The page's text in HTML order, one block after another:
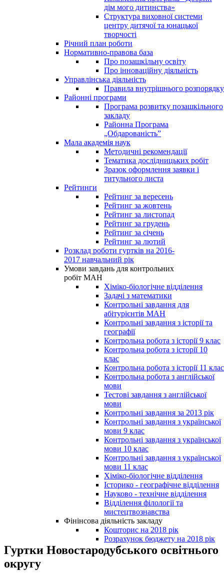
дім мого дитинства»
Структура виховної системи
центру дитячої та юнацької
творчості
Річний план роботи
Нормативно-правова база
Про позашкільну освіту
Про інноваційну діяльність
Управлінська діяльність
Правила внутрішнього розпорядку
Районні програми
Програма розвитку позашкільного
закладу
Районна Програма
„Обдарованість”
Мала академія наук
Методичні рекомендації
Тематика дослідницьких робіт
Зразок оформлення заявки і
титульного листа
Рейтинги
Рейтинг за вересень
Рейтинг за жовтень
Рейтинг за листопад
Рейтинг за грудень
Рейтинг за січень
Рейтинг за лютий
Розклад роботи гуртків на 2016-
2017 навчальний рік
Умови завдань для контрольних
робіт МАН
Хіміко-біологічне відділення
Задачі з математики
Контрольні завдання для
абітурієнтів МАН
Контрольні завдання з історії та
географії
Контрольна робота з історії 9 клас
Контрольна робота з історії 10
клас
Контрольна робота з історії 11 клас
Контрольна робота з англійської
мови
Тестові завдання з англійської
мови
Контрольні завдання за 2013 рік
Контрольні завдання з української
мови 9 клас
Контрольні завдання з української
мови 10 клас
Контрольні завдання з української
мови 11 клас
Хіміко-біологічне відділення
Історико - географічне відділення
Науково - технічне відділення
Відділення філології та
мистецтвознавства
Фінінсова діяльність закладу
Кошторис на 2018 рік
Розрахунок бюджету на 2018 рік
Гуртки Новостародубського освітнього
округу